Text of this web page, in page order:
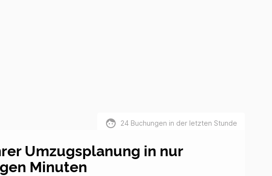
24 Buchungen in der letzten Stunde
Umzugsplanung in nur
Minuten